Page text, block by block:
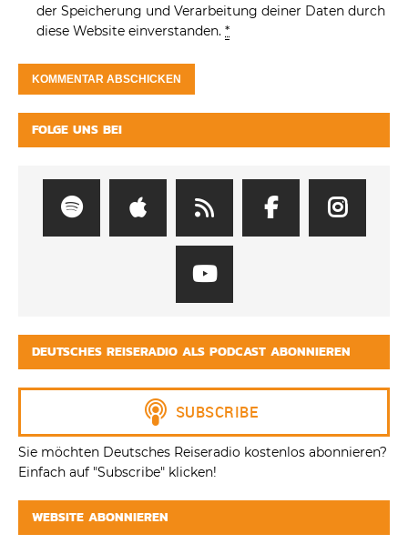
der Speicherung und Verarbeitung deiner Daten durch
diese Website einverstanden. *
FOLGE UNS BEI
DEUTSCHES REISERADIO ALS PODCAST ABONNIEREN
Sie möchten Deutsches Reiseradio kostenlos abonnieren?
Einfach auf "Subscribe" klicken!
WEBSITE ABONNIEREN